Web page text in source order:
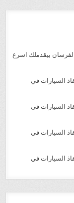
بيقدملك اسرع
السيارات في
السيارات في
السيارات في
السيارات في